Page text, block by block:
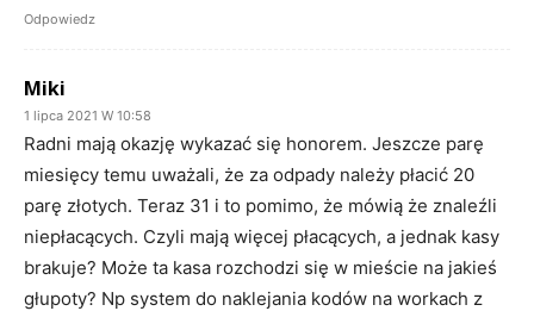
Odpowiedz
Miki
1 lipca 2021 W 10:58
Radni mają okazję wykazać się honorem. Jeszcze parę
miesięcy temu uważali, że za odpady należy płacić 20
parę złotych. Teraz 31 i to pomimo, że mówią że znaleźli
niepłacących. Czyli mają więcej płacących, a jednak kasy
brakuje? Może ta kasa rozchodzi się w mieście na jakieś
głupoty? Np system do naklejania kodów na workach z